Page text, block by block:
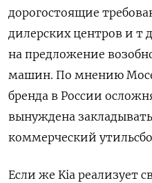
дорогостоящие
дилерских центров и т
на предложение
машин. По мнению
бренда в России
вынуждена
коммерческий
Если же Kia реализует